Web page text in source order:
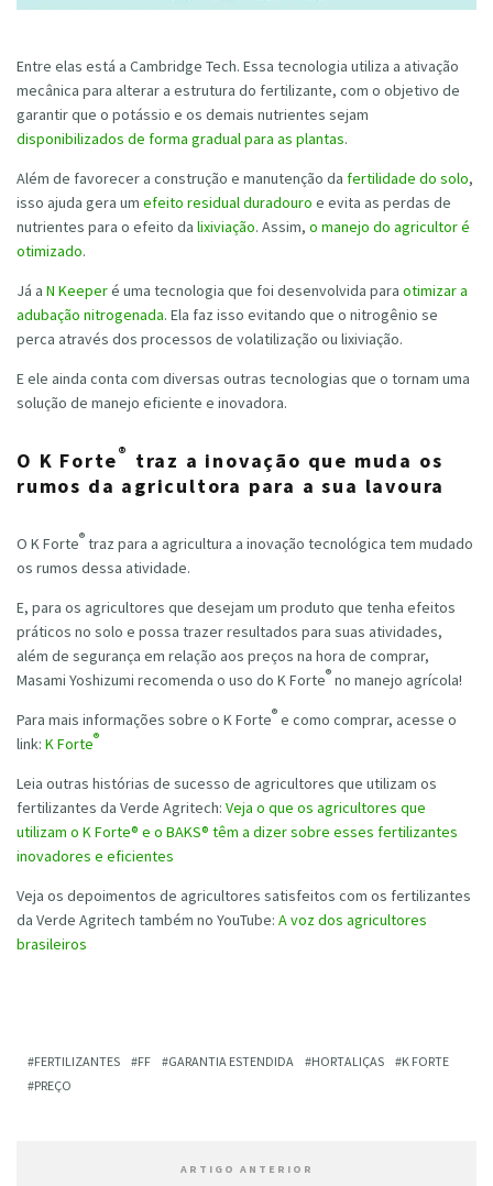
Entre elas está a Cambridge Tech. Essa tecnologia utiliza a ativação
mecânica para alterar a estrutura do fertilizante, com o objetivo de
garantir que o potássio e os demais nutrientes sejam
disponibilizados de forma gradual para as plantas.
Além de favorecer a construção e manutenção da fertilidade do solo,
isso ajuda gera um efeito residual duradouro e evita as perdas de
nutrientes para o efeito da lixiviação. Assim, o manejo do agricultor é
otimizado.
Já a N Keeperé uma tecnologia que foi desenvolvida para otimizar a
adubação nitrogenada. Ela faz isso evitando que o nitrogênio se
perca através dos processos de volatilização ou lixiviação.
E ele ainda conta com diversas outras tecnologias que o tornam uma
solução de manejo eficiente e inovadora.
O K Forte® traz a inovação que muda os
rumos da agricultora para a sua lavoura
O K Forte® traz para a agricultura a inovação tecnológica tem mudado
os rumos dessa atividade.
E, para os agricultores que desejam um produto que tenha efeitos
práticos no solo e possa trazer resultados para suas atividades,
além de segurança em relação aos preços na hora de comprar,
Masami Yoshizumi recomenda o uso do K Forte® no manejo agrícola!
Para mais informações sobre o K Forte® e como comprar, acesse o
link: K Forte®
Leia outras histórias de sucesso de agricultores que utilizam os
fertilizantes da Verde Agritech: Veja o que os agricultores que
utilizam o K Forte® e o BAKS® têm a dizer sobre esses fertilizantes
inovadores e eficientes
Veja os depoimentos de agricultores satisfeitos com os fertilizantes
da Verde Agritech também no YouTube: A voz dos agricultores
brasileiros
FERTILIZANTES FF GARANTIA ESTENDIDA HORTALIÇAS
K FORTE
PREÇO
ARTIGO ANTERIOR